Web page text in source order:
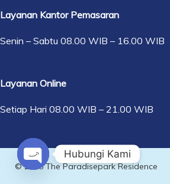
Layanan Kantor Pemasaran
Senin – Sabtu 08.00 WIB – 16.00 WIB
Layanan Online
Setiap Hari 08.00 WIB – 21.00 WIB
© 2025 The Paradisepark Residence
Hubungi Kami